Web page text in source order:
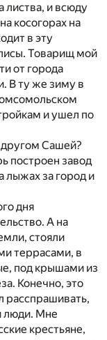
листва, и всюду
косогорах на
в эту
Товарищ мой
от города
В ту же зиму в
и ушел по
другом Сашей?
построен завод
лыжах за город и
дня
А на
стояли
террасами, в
под крышами из
Конечно, это
расспрашивать,
люди. Мне
крестьяне,